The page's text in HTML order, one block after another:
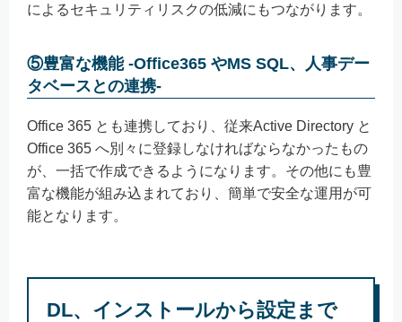
によるセキュリティリスクの低減にもつながります。
⑤豊富な機能 ‐Office365 やMS SQL、人事デー
タベースとの連携‐
Office 365 とも連携しており、従来Active Directory と
Office 365 へ別々に登録しなければならなかったもの
が、一括で作成できるようになります。その他にも豊
富な機能が組み込まれており、簡単で安全な運用が可
能となります。
DL、インストールから設定まで